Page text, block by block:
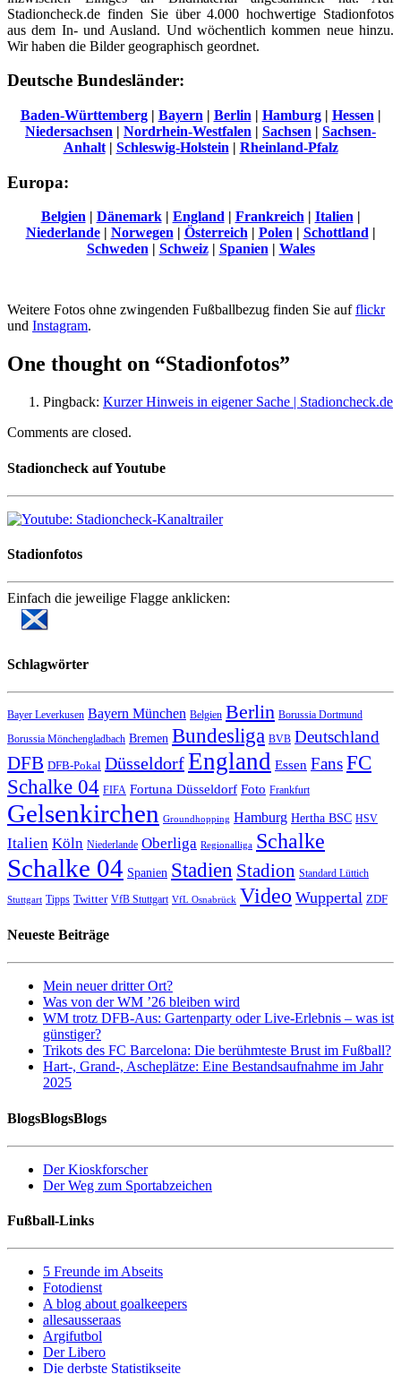
Stadioncheck.de finden Sie über 4.000 hochwertige Stadionfotos
aus dem In- und Ausland. Und wöchentlich kommen neue hinzu.
Wir haben die Bilder geographisch geordnet.
Deutsche Bundesländer:
Baden-Württemberg| Bayern | Berlin | Hamburg| Hessen |
Niedersachsen | Nordrhein-Westfalen | Sachsen | Sachsen-
Anhalt| Schleswig-Holstein | Rheinland-Pfalz
Europa:
Belgien| Dänemark| England| Frankreich| Italien|
Niederlande| Norwegen| Österreich| Polen| Schottland|
Schweden| Schweiz| Spanien| Wales
Weitere Fotos ohne zwingenden Fußballbezug finden Sie aufflickr
und Instagram.
One thought on “Stadionfotos”
Pingback: Kurzer Hinweis in eigener Sache | Stadioncheck.de
Comments are closed.
Stadioncheck auf Youtube
Stadionfotos
Einfach die jeweilige Flagge anklicken:
Schlagwörter
Bayer Leverkusen Bayern München Belgien Berlin Borussia Dortmund
Borussia Mönchengladbach Bremen Bundesliga BVB Deutschland
DFB DFB-Pokal DüsseldorfEngland Essen FansFC
Schalke 04 FIFA Fortuna Düsseldorf Foto Frankfurt
Gelsenkirchen Groundhopping Hamburg Hertha BSC HSV
Italien Köln Niederlande Oberliga Regionalliga Schalke
Schalke 04 Spanien Stadien Stadion Standard Lüttich
Stuttgart Tipps Twitter VfB Stuttgart VfL Osnabrück Video Wuppertal ZDF
Neueste Beiträge
Mein neuer dritter Ort?
Was von der WM ’26 bleiben wird
WM trotz DFB-Aus: Gartenparty oder Live-Erlebnis – was ist
günstiger?
Trikots des FC Barcelona: Die berühmteste Brust im Fußball?
Hart-, Grand-, Ascheplätze: Eine Bestandsaufnahme im Jahr
2025
BlogsBlogsBlogs
Der Kioskforscher
Der Weg zum Sportabzeichen
Fußball-Links
5 Freunde im Abseits
Fotodienst
A blog about goalkeepers
allesausseraas
Argifutbol
Der Libero
Die derbste Statistikseite